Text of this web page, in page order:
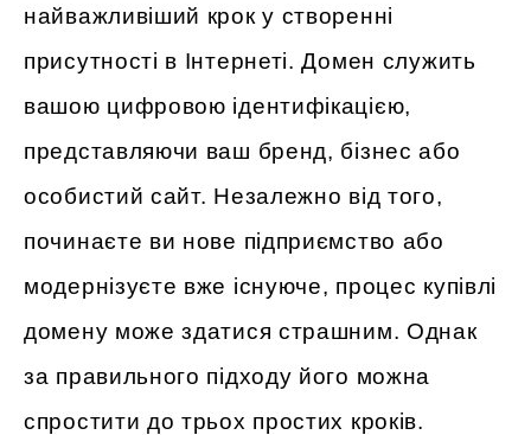
найважливіший крок у створенні
присутності в Інтернеті. Домен служить
вашою цифровою ідентифікацією,
представляючи ваш бренд, бізнес або
особистий сайт. Незалежно від того,
починаєте ви нове підприємство або
модернізуєте вже існуюче, процес купівлі
домену може здатися страшним. Однак
за правильного підходу його можна
спростити до трьох простих кроків.